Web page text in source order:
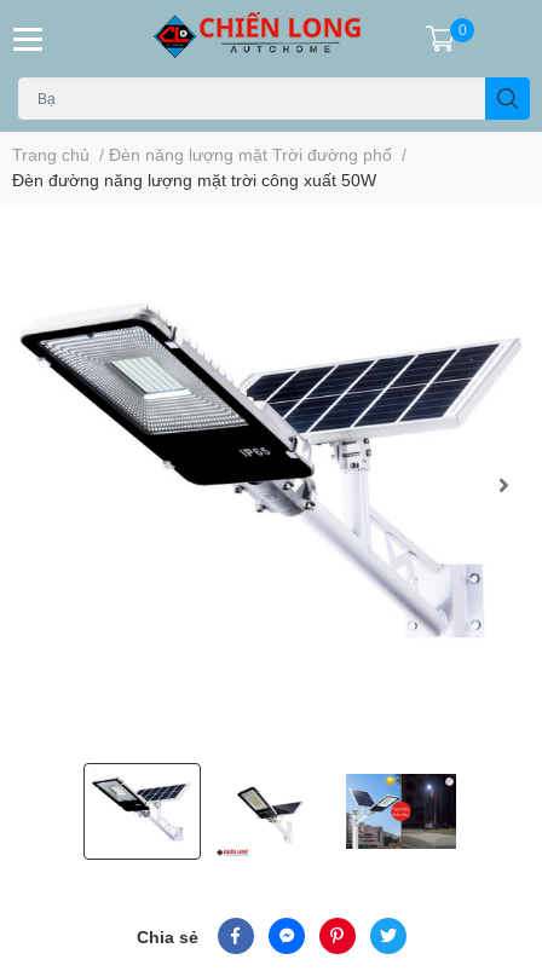
0
Trang chủ / Đèn năng lượng mặt Trời đường phố /
Đèn đường năng lượng mặt trời công xuất 50W
Chia sẻ